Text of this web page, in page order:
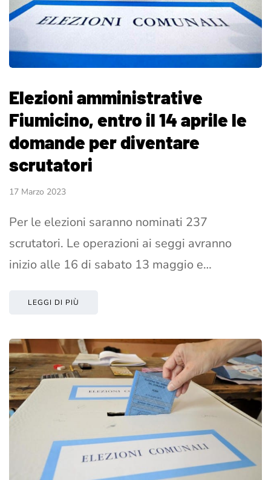
Elezioni amministrative
Fiumicino, entro il 14 aprile le
domande per diventare
scrutatori
17 Marzo 2023
Per le elezioni saranno nominati 237
scrutatori. Le operazioni ai seggi avranno
inizio alle 16 di sabato 13 maggio e…
LEGGI DI PIÙ